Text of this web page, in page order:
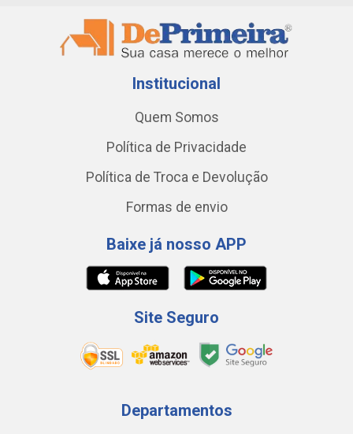
Institucional
Quem Somos
Política de Privacidade
Política de Troca e Devolução
Formas de envio
Baixe já nosso APP
Site Seguro
Departamentos